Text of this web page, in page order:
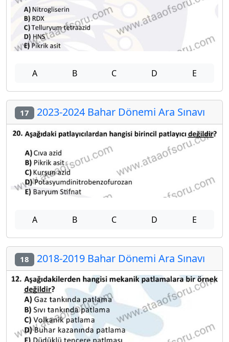
A B C D E
17 2023-2024 Bahar Dönemi Ara Sınavı
A B C D E
18 2018-2019 Bahar Dönemi Ara Sınavı